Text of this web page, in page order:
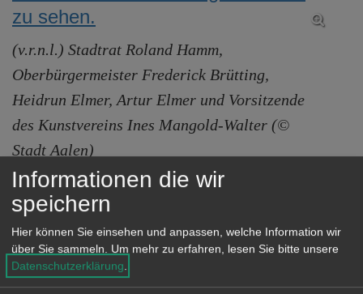
(v.r.n.l.) Stadtrat Roland Hamm,
Oberbürgermeister Frederick Brütting,
Heidrun Elmer, Artur Elmer und Vorsitzende
des Kunstvereins Ines Mangold-Walter (©
Stadt Aalen)
Der am 29. Mai 1939 in Aalen
geborene Künstler studierte von 1961
bis 1966 Malerei und Kunstgeschichte
sowie Philosophie, Geschichte und
Informationen die wir
speichern
Hier können Sie einsehen und anpassen, welche Information wir
über Sie sammeln. Um mehr zu erfahren, lesen Sie bitte unsere
Datenschutzerklärung.